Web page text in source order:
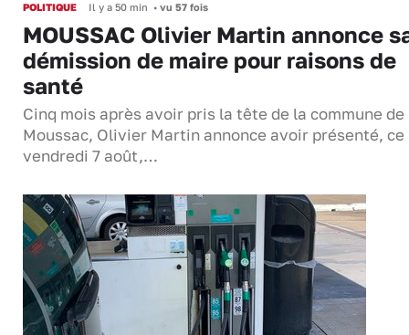
POLITIQUE Il y a 50 min • vu 57 fois
MOUSSAC Olivier Martin annonce
démission de maire pour raisons de
santé
Cinq mois après avoir pris la tête de la commune de
Moussac, Olivier Martin annonce avoir présenté, ce
vendredi 7 août,…